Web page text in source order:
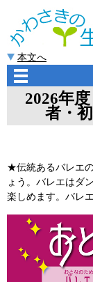
本文へ
2026年
者・初
★伝統あるバレエ
ょう。バレエはダ
楽しめます。バレ